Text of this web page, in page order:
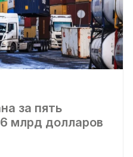
за пять
млрд долларов